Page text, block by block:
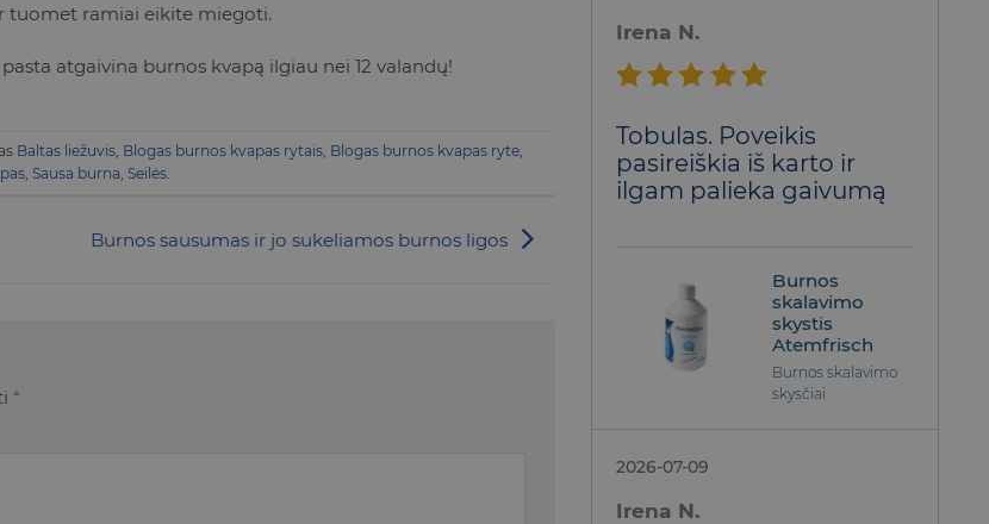
tuomet ramiai eikite miegoti.
atgaivina burnos kvapą ilgiau nei 12 valandų!
Baltas liežuvis, Blogas burnos kvapas rytais, Blogas burnos kvapas ryte,
, Sausa burna, Seilės.
Burnos sausumas ir jo sukeliamos burnos ligos
*
Irena N.
5iš 5
Tobulas. Poveikis
pasireiškia iš karto ir
ilgam palieka gaivumą
Burnos
skalavimo
skystis
Atemfrisch
Burnos skalavimo
skysčiai
2026-07-09
Irena N.